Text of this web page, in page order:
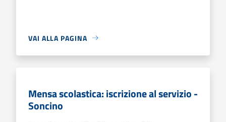
VAI ALLA PAGINA
Mensa scolastica: iscrizione al servizio -
Soncino